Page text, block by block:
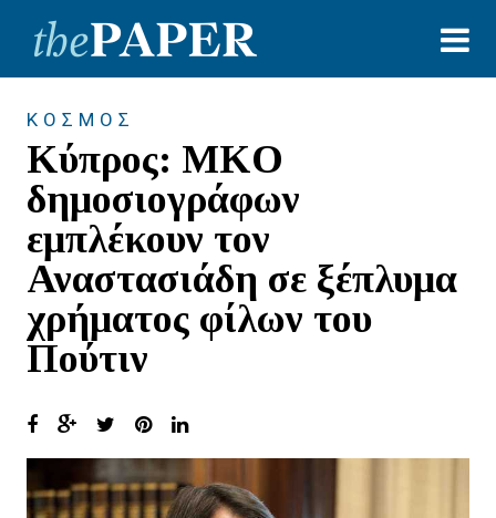
ΚΟΣΜΟΣ
Κύπρος: MKO
δημοσιογράφων
εμπλέκουν τον
Αναστασιάδη σε ξέπλυμα
χρήματος φίλων του
Πούτιν